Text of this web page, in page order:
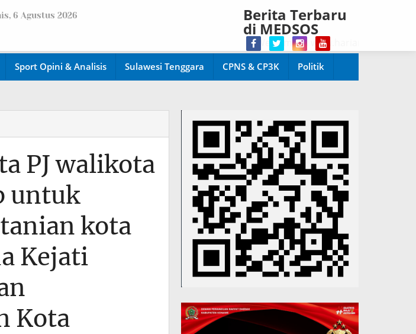
6 Agustus 2026 Berita Terbaru
di MEDSOS
Welcome di www.harianpopuler.com
Sport Opini & Analisis Sulawesi Tenggara CPNS & CP3K Politik
PJ walikota
untuk
kota
Kejati
Kota